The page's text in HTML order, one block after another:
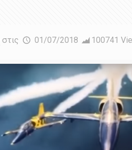
στις 01/07/2018 100741